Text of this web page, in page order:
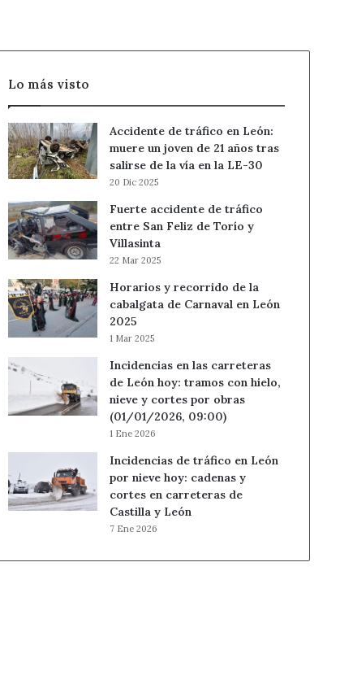
Lo más visto
Accidente de tráfico en León:
muere un joven de 21 años tras
salirse de la vía en la LE-30
20 Dic 2025
Fuerte accidente de tráfico
entre San Feliz de Torío y
Villasinta
22 Mar 2025
Horarios y recorrido de la
cabalgata de Carnaval en León
2025
1 Mar 2025
Incidencias en las carreteras
de León hoy: tramos con hielo,
nieve y cortes por obras
(01/01/2026, 09:00)
1 Ene 2026
Incidencias de tráfico en León
por nieve hoy: cadenas y
cortes en carreteras de
Castilla y León
7 Ene 2026